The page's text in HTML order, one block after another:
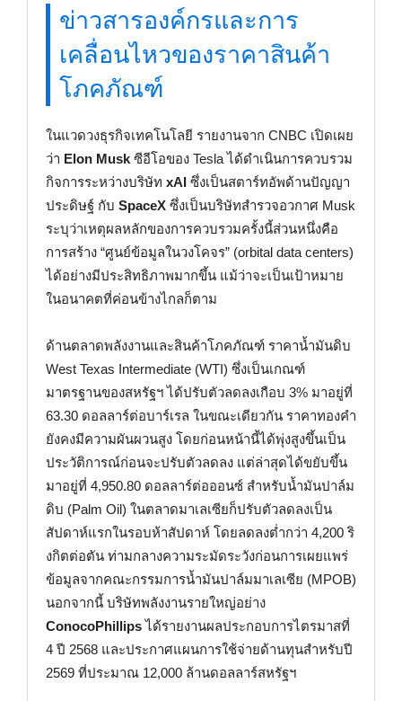
ข่าวสารองค์กรและการ
เคลื่อนไหวของราคาสินค้า
โภคภัณฑ์
ในแวดวงธุรกิจเทคโนโลยี รายงานจาก CNBC เปิดเผย
ว่า Elon Musk ซีอีโอของ Tesla ได้ดำเนินการควบรวม
กิจการระหว่างบริษัท xAI ซึ่งเป็นสตาร์ทอัพด้านปัญญา
ประดิษฐ์ กับ SpaceX ซึ่งเป็นบริษัทสำรวจอวกาศ Musk
ระบุว่าเหตุผลหลักของการควบรวมครั้งนี้ส่วนหนึ่งคือ
การสร้าง “ศูนย์ข้อมูลในวงโคจร” (orbital data centers)
ได้อย่างมีประสิทธิภาพมากขึ้น แม้ว่าจะเป็นเป้าหมาย
ในอนาคตที่ค่อนข้างไกลก็ตาม
ด้านตลาดพลังงานและสินค้าโภคภัณฑ์ ราคาน้ำมันดิบ
West Texas Intermediate (WTI) ซึ่งเป็นเกณฑ์
มาตรฐานของสหรัฐฯ ได้ปรับตัวลดลงเกือบ 3% มาอยู่ที่
63.30 ดอลลาร์ต่อบาร์เรล ในขณะเดียวกัน ราคาทองคำ
ยังคงมีความผันผวนสูง โดยก่อนหน้านี้ได้พุ่งสูงขึ้นเป็น
ประวัติการณ์ก่อนจะปรับตัวลดลง แต่ล่าสุดได้ขยับขึ้น
มาอยู่ที่ 4,950.80 ดอลลาร์ต่อออนซ์ สำหรับน้ำมันปาล์ม
ดิบ (Palm Oil) ในตลาดมาเลเซียก็ปรับตัวลดลงเป็น
สัปดาห์แรกในรอบห้าสัปดาห์ โดยลดลงต่ำกว่า 4,200 ริ
งกิตต่อตัน ท่ามกลางความระมัดระวังก่อนการเผยแพร่
ข้อมูลจากคณะกรรมการน้ำมันปาล์มมาเลเซีย (MPOB)
นอกจากนี้ บริษัทพลังงานรายใหญ่อย่าง
ConocoPhillipsได้รายงานผลประกอบการไตรมาสที่
4 ปี 2568 และประกาศแผนการใช้จ่ายด้านทุนสำหรับปี
2569 ที่ประมาณ 12,000 ล้านดอลลาร์สหรัฐฯ